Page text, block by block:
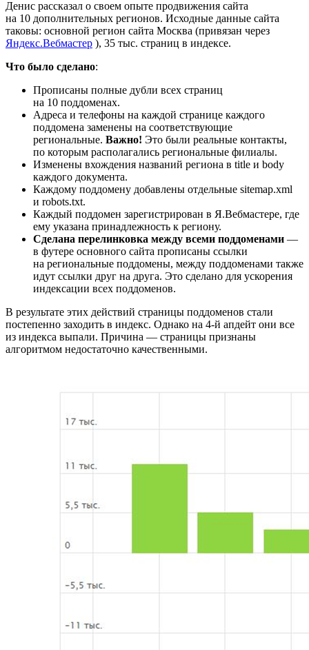
Денис рассказал о своем опыте продвижения сайта
на 10 дополнительных регионов. Исходные данные сайта
таковы: основной регион сайта Москва (привязан через
Яндекс.Вебмастер ), 35 тыс. страниц в индексе.
Что было сделано:
Прописаны полные дубли всех страниц
на 10 поддоменах.
Адреса и телефоны на каждой странице каждого
поддомена заменены на соответствующие
региональные. Важно! Это были реальные контакты,
по которым располагались региональные филиалы.
Изменены вхождения названий региона в title и body
каждого документа.
Каждому поддомену добавлены отдельные sitemap.xml
и robots.txt.
Каждый поддомен зарегистрирован в Я.Вебмастере, где
ему указана принадлежность к региону.
Сделана перелинковка между всеми поддоменами —
в футере основного сайта прописаны ссылки
на региональные поддомены, между поддоменами также
идут ссылки друг на друга. Это сделано для ускорения
индексации всех поддоменов.
В результате этих действий страницы поддоменов стали
постепенно заходить в индекс. Однако на 4-й апдейт они все
из индекса выпали. Причина — страницы признаны
алгоритмом недостаточно качественными.